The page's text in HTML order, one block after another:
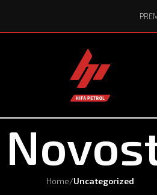
Home/Uncategorized